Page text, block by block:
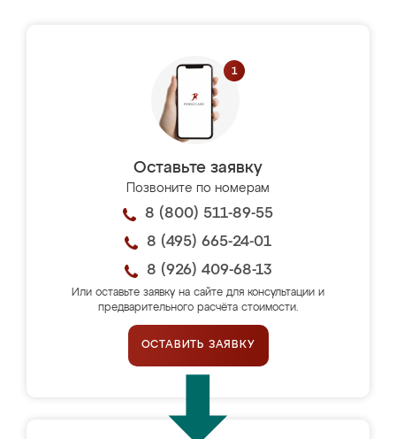
Оставьте заявку
Позвоните по номерам
8 (800) 511-89-55
8 (495) 665-24-01
8 (926) 409-68-13
Или оставьте заявку на сайте для консультации и
предварительного расчёта стоимости.
ОСТАВИТЬ ЗАЯВКУ